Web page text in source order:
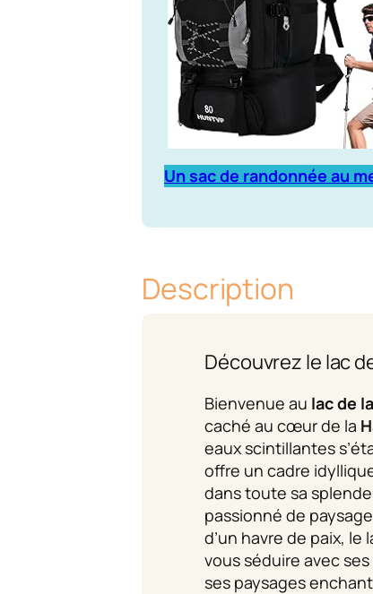
Un sac de randonnée au
Description
Découvrez le lac
Bienvenue au lac de
caché au cœur de la
eaux scintillantes
offre un cadre
dans toute sa
passionné de
d’un havre de paix, le
vous séduire avec
ses paysages